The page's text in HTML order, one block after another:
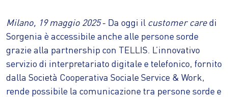
Milano, 19 maggio 2025- Da oggi il customer caredi
Sorgenia è accessibile anche alle persone sorde
grazie alla partnership con TELLIS. L’innovativo
servizio di interpretariato digitale e telefonico, fornito
dalla Società Cooperativa Sociale Service & Work,
rende possibile la comunicazione tra persone sorde e